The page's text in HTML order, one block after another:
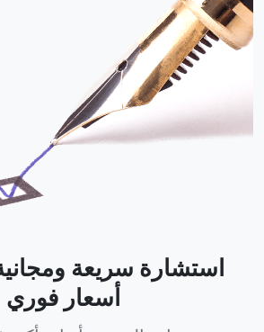
استشارة سريعة
أسعار فوري